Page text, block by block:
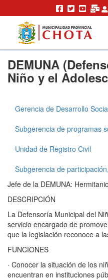
Pasar
contenido
principal
DEMUNA
Niño y el
Gerencia
Desarrollo
Social
Gerencia de Desarrollo
Subgerencia de programas
Unidad de Registro Civil
Subgerencia de
Jefe de la DEMUNA:
DESCRIPCIÓN
La Defensoría Municipal del
servicio encargado de
que la legislación reconoce a
FUNCIONES
· Conocer la situación de los
encuentran en instituciones